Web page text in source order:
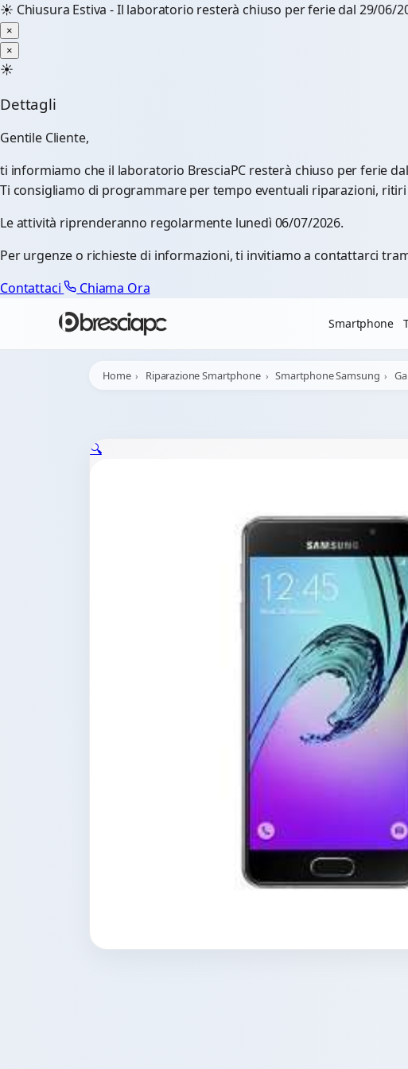
☀️ Chiusura Estiva - Il laboratorio resterà chiuso per ferie dal 29/06/
×
×
☀️
Dettagli
Gentile Cliente,
ti informiamo che il laboratorio BresciaPC resterà chiuso per ferie
Ti consigliamo di programmare per tempo eventuali riparazioni,
Le attività riprenderanno regolarmente lunedì 06/07/2026.
Per urgenze o richieste di informazioni, ti invitiamo a contattarci
Contattaci
Chiama Ora
Smartphone
Home Riparazione Smartphone Smartphone Samsung
🔍